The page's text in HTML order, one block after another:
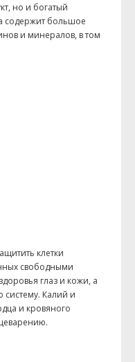
но и богатый
содержит большое
и минералов, в том
клетки
свободными
глаз и кожи, а
Калий и
и кровяного